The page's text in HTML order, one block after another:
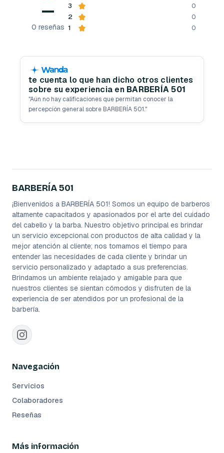
—
0 reseñas
3 0
2 0
1 0
te cuenta lo que han dicho otros clientes
sobre su experiencia en BARBERÍA 501
"Aún no hay calificaciones que permitan conocer la
percepción general sobre BARBERÍA 501."
BARBERÍA 501
¡Bienvenidos a BARBERÍA 501! Somos un equipo de barberos
altamente capacitados y apasionados por el arte del cuidado
del cabello y la barba. Nuestro objetivo principal es brindar
un servicio excepcional con productos de alta calidad y la
mejor atención al cliente; nos tomamos el tiempo para
entender las necesidades de cada cliente y brindar un
servicio personalizado y adaptado a sus preferencias.
Brindamos un ambiente relajado y amigable para que
nuestros clientes se sientan cómodos y disfruten de la
experiencia de ser atendidos por un profesional de la
barbería.
Navegación
Servicios
Colaboradores
Reseñas
Más información